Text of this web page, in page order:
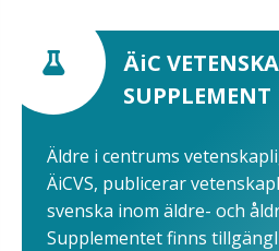
ÄiC
SUPPLEMENT
Äldre i centrums
ÄiCVS, publicerar
svenska inom äldre- och
Supplementet finns